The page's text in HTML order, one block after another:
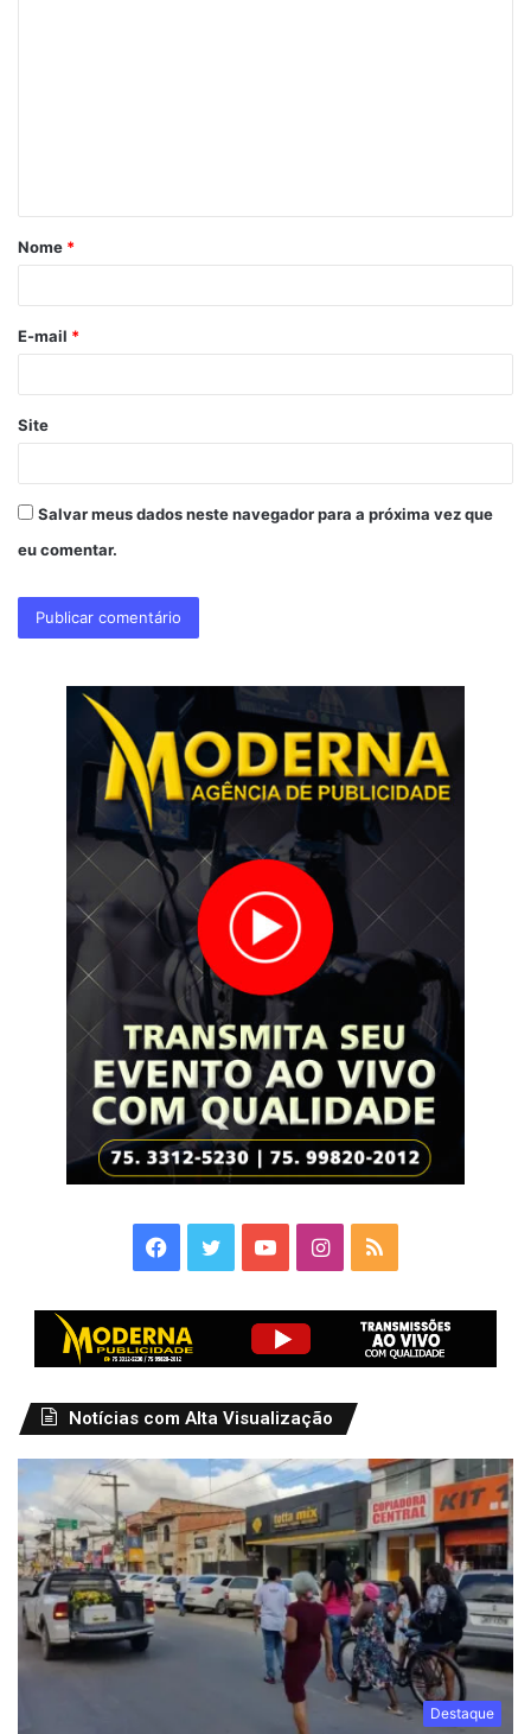
á
r
*
Nome *
E-mail *
Site
Salvar meus dados neste navegador para a próxima vez que
eu comentar.
Facebook
TwitterYouTubeInstagram
RSS
Notícias com Alta Visualização
Destaque